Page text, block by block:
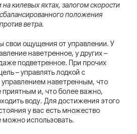
на килевых яхтах, залогом скорости
положения
ветра.
свои ощущения от управлении. У
наветренное, у других –
подветренное. При прочих
– управлять лодкой с
наветренным, что
приятным и, что более важно,
воду. Для достижения этого
у вас есть множество
использовать.